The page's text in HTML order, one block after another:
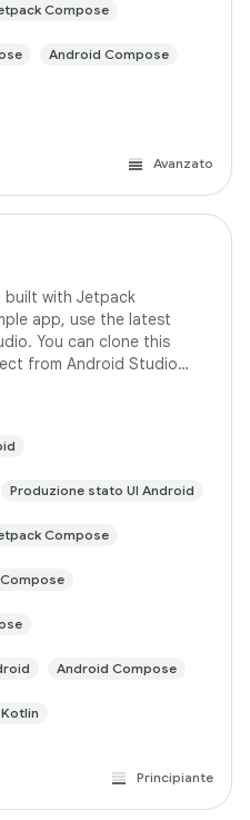
Compose
Android Compose
Avanzato
built with Jetpack
app, use the latest
You can clone this
from Android Studio
Produzione stato UI Android
Compose
Android Compose
Kotlin
Principiante